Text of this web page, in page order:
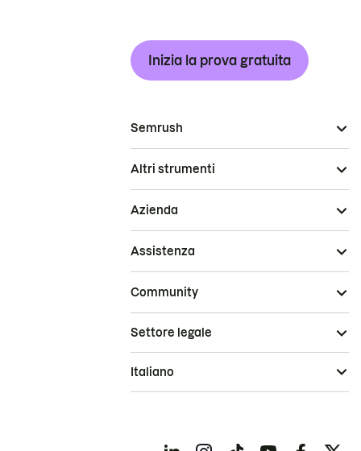
Inizia la prova gratuita
Semrush
Altri strumenti
Azienda
Assistenza
Community
Settore legale
Italiano